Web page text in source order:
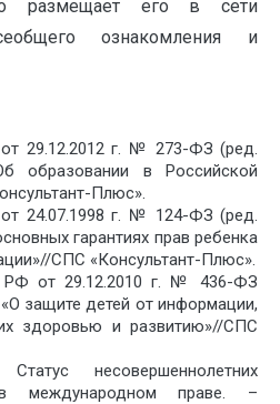
размещает его в сети
ознакомления и
29.12.2012 г. № 273-ФЗ (ред.
образовании в Российской
Плюс».
24.07.1998 г. № 124-ФЗ (ред.
гарантиях прав ребенка
СПС «Консультант-Плюс».
РФ от 29.12.2010 г. № 436-ФЗ
«О защите детей от информации,
здоровью и развитию»//СПС
несовершеннолетних
в международном праве. –